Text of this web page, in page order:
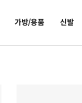
가방/용품 신발